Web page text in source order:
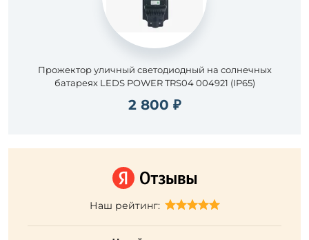
Прожектор уличный светодиодный на солнечных
батареях LEDS POWER TRS04 004921 (IP65)
2 800 ₽
Наш рейтинг: